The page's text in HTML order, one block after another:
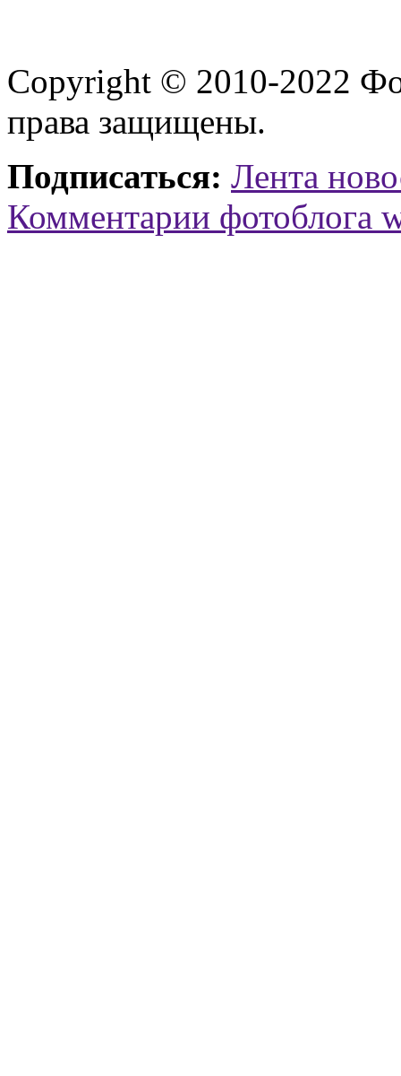
Copyright © 2010-2022
права защищены.
Подписаться: Лента
Комментарии фотоблога